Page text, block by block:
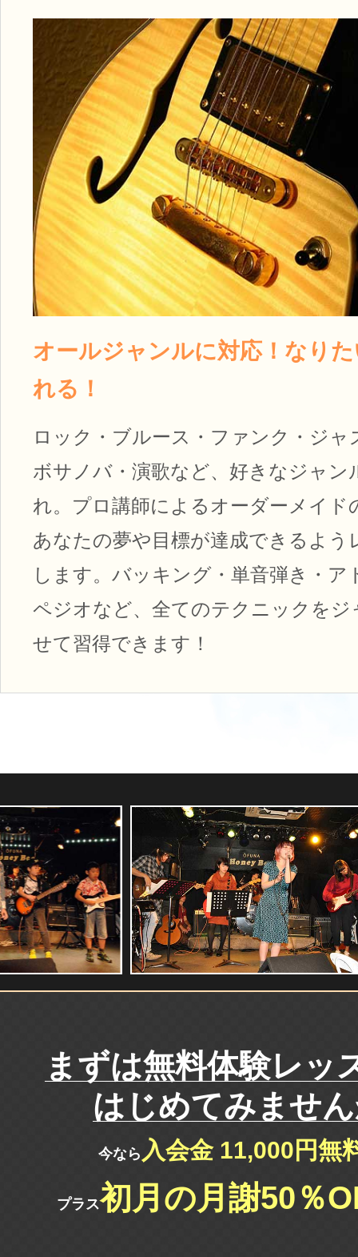
オールジャンルに対応！なり
れる！
ロック・ブルース・ファンク・ジャ
ボサノバ・演歌など、好きなジャン
れ。プロ講師によるオーダーメイド
あなたの夢や目標が達成できるよう
します。バッキング・単音弾き・ア
ペジオなど、全てのテクニックをジ
せて習得できます！
まずは無料体験レッ
はじめてみませ
今なら 入会金 11,000円無
プラス初月の月謝50％